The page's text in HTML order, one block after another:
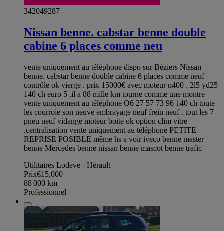
342049287
Nissan benne. cabstar benne double
cabine 6 places comme neu
vente uniquement au téléphone dispo sur Béziers Nissan
benne. cabstar benne double cabine 6 places comme neuf
contrôle ok vierge . prix 15000€ avec moteur n400 . 2l5 yd25
140 ch euro 5 .il a 88 mille km tourne comme une montre
vente uniquement au téléphone O6 27 57 73 96 140 ch toute
les courroie son neuve embrayage neuf frein neuf . tout les 7
pneu neuf vidange moteur boite ok option clim vitre
.centralisation vente uniquement au téléphone PETITE
REPRISE POSIBLE même hs a voir iveco benne master
benne Mercedes benne nissan benne mascot benne trafic
Utilitaires Lodeve - Hérault
Prix€15,000
88 000 km
Professionnel